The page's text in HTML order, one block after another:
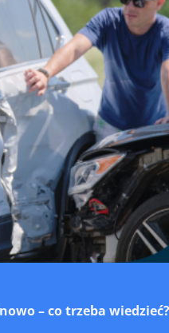
– co trzeba wiedzieć?